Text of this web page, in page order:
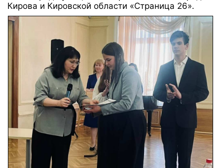
Кирова и Кировской области «Страница 26».